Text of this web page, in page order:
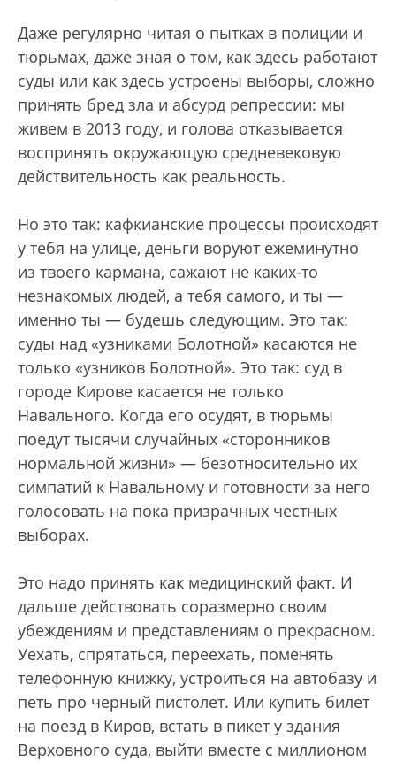
Даже регулярно читая о пытках в полиции и
тюрьмах, даже зная о том, как здесь работают
суды или как здесь устроены выборы, сложно
принять бред зла и абсурд репрессии: мы
живем в 2013 году, и голова отказывается
воспринять окружающую средневековую
действительность как реальность.
Но это так: кафкианские процессы происходят
у тебя на улице, деньги воруют ежеминутно
из твоего кармана, сажают не каких-то
незнакомых людей, а тебя самого, и ты —
именно ты — будешь следующим. Это так:
суды над «узниками Болотной» касаются не
только «узников Болотной». Это так: суд в
городе Кирове касается не только
Навального. Когда его осудят, в тюрьмы
поедут тысячи случайных «сторонников
нормальной жизни» — безотносительно их
симпатий к Навальному и готовности за него
голосовать на пока призрачных честных
выборах.
Это надо принять как медицинский факт. И
дальше действовать соразмерно своим
убеждениям и представлениям о прекрасном.
Уехать, спрятаться, переехать, поменять
телефонную книжку, устроиться на автобазу и
петь про черный пистолет. Или купить билет
на поезд в Киров, встать в пикет у здания
Верховного суда, выйти вместе с миллионом